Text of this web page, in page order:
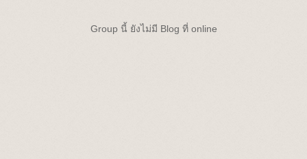
Group นี้ ยังไม่มี Blog ที่ online